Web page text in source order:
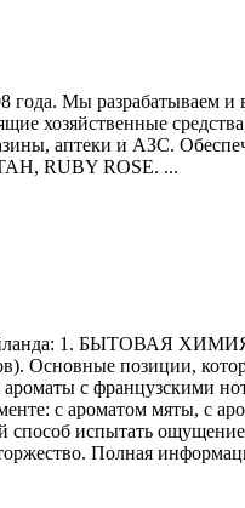
Мы разрабатываем
хозяйственные
аптеки и АЗС.
RUBY ROSE. ...
1. БЫТОВАЯ
Основные позиции,
с французскими
с ароматом мяты, с
испытать ощущение
Полная